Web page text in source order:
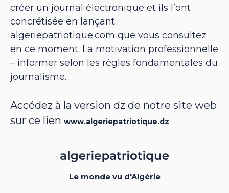
créer un journal électronique et ils l’ont
concrétisée en lançant
algeriepatriotique.com que vous consultez
en ce moment. La motivation professionnelle
– informer selon les règles fondamentales du
journalisme.
Accédez à la version dz de notre site web
sur ce lien www.algeriepatriotique.dz
Le monde vu d'Algérie